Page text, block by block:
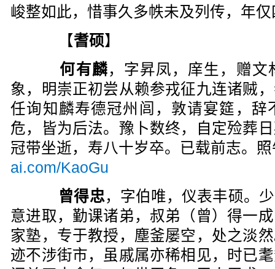
峻整如此，惜事久多帙未及列传，年
【耆硕】
何有麟，字昇凤，庠生，赠文
象，明崇正初尝从赖参戎征九连诸贼
任询知麟寿德冠州闾，敦请宴筵，辞
危，皆为后法。豫卜数终，自定殓葬
冠带坐逝，寿八十岁卒。已载前志。
ai.com/KaoGu
曾得忠，字伯唯，仪表丰硕。
意进取，勤课诸弟，叔弟（曾）得一
家塾，专于教授，塵釜屡空，处之淡
迹不涉街市，虽戚属亦稀相见，时已